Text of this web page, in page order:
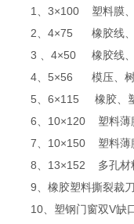
1、3×100 塑料膜、
2、4×75 橡胶线、
3 、4×50 橡胶线、
4、5×56 模压、树
5、6×115 橡胶、塑
6、10×120 塑料薄
7、10×150 塑料薄
8、13×152 多孔材
9、橡胶塑料撕裂裁刀
10、塑钢门窗双V缺